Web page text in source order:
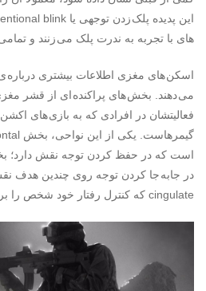
های با تجربه به ندرت پلک می زنند و تمامی
اسکن های مغزی اطلاعات بیشتری درباره
می دهند. بخش های پراکنده ای از قشر
فعالیتشان در افرادی که به بازی های اکشن
است که در حفظ کردن توجه نقش دارد؛
در جابه جا کردن توجه روی چندین هدف
cingulate که کنترل رفتار خود شخص را بر عهده دارد.